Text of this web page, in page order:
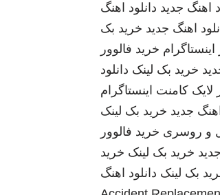
اهنگ جدید دانلود اهنگ
اهنگ جدید خرید بک
خرید فالوور
خرید بک لینک دانلود
لایک کامنت اینستاگرام
جدید خرید بک لینک
و روسری خرید فالوور
خرید بک لینک خرید
بک لینک دانلود اهنگ